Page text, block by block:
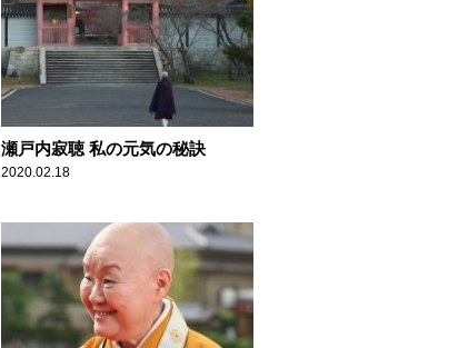
瀬戸内寂聴 私の元気の秘訣
2020.02.18